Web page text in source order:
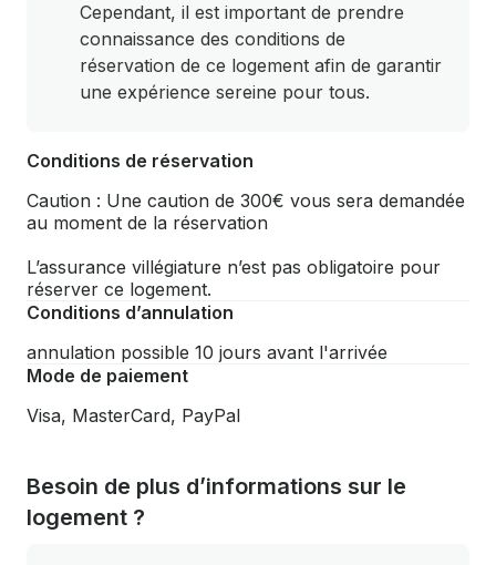
Cependant, il est important de prendre
connaissance des conditions de
réservation de ce logement afin de garantir
une expérience sereine pour tous.
Conditions de réservation
Caution : Une caution de 300€ vous sera demandée
au moment de la réservation
L’assurance villégiature n’est pas obligatoire pour
réserver ce logement.
Conditions d’annulation
annulation possible 10 jours avant l'arrivée
Mode de paiement
Visa, MasterCard, PayPal
Besoin de plus d’informations sur le
logement ?